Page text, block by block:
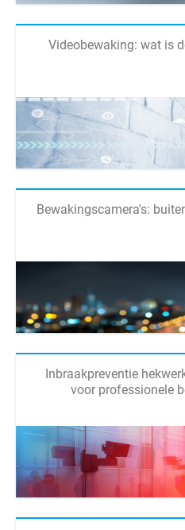
Videobewaking: wat is
Bewakingscamera's:
Inbraakpreventie
voor professionele